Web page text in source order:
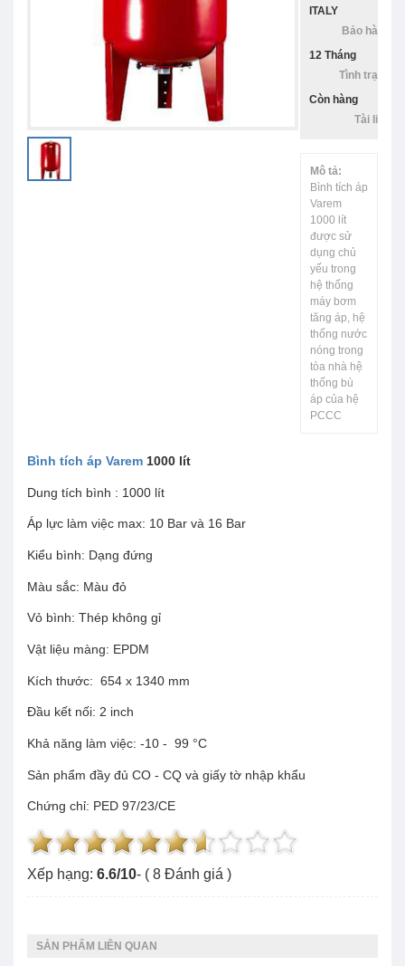
ITALY
Bảo hàng:
12 Tháng
Tình trạng:
Còn hàng
Tài liệu:
Mô tả:
Bình tích áp
Varem
1000 lít
được sử
dụng chủ
yếu trong
hệ thống
máy bơm
tăng áp, hệ
thống nước
nóng trong
tòa nhà hệ
thống bù
áp của hệ
PCCC
Bình tích áp Varem 1000 lít
Dung tích bình : 1000 lít
Áp lực làm việc max: 10 Bar và 16 Bar
Kiểu bình: Dạng đứng
Màu sắc: Màu đỏ
Vỏ bình: Thép không gỉ
Vật liệu màng: EPDM
Kích thước: 654 x 1340 mm
Đầu kết nối: 2 inch
Khả năng làm việc: -10 - 99 °C
Sản phẩm đầy đủ CO - CQ và giấy tờ nhập khẩu
Chứng chỉ: PED 97/23/CE
Xếp hạng: 6.6/10- ( 8 Đánh giá )
SẢN PHẨM LIÊN QUAN